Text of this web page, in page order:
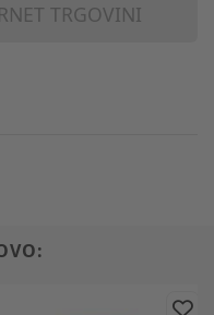
TRGOVINI